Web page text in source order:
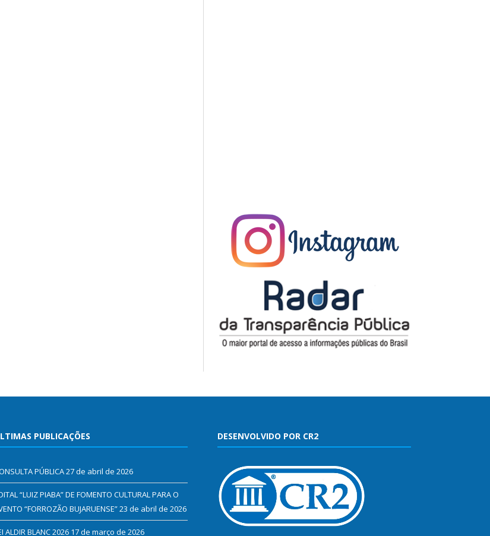
PUBLICAÇÕES
PÚBLICA27 de abril de 2026
“LUIZ PIABA” DE FOMENTO CULTURAL PARA O
“FORROZÃO BUJARUENSE”23 de abril de 2026
ALDIR BLANC 2026 17 de março de 2026
DESENVOLVIDO POR CR2